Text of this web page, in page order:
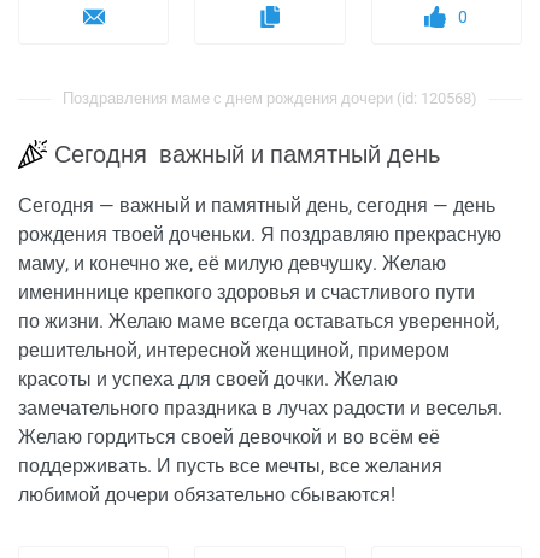
0
Поздравления маме с днем рождения дочери (id: 120568)
Сегодня важный и памятный день
Сегодня — важный и памятный день, сегодня — день
рождения твоей доченьки. Я поздравляю прекрасную
маму, и конечно же, её милую девчушку. Желаю
имениннице крепкого здоровья и счастливого пути
по жизни. Желаю маме всегда оставаться уверенной,
решительной, интересной женщиной, примером
красоты и успеха для своей дочки. Желаю
замечательного праздника в лучах радости и веселья.
Желаю гордиться своей девочкой и во всём её
поддерживать. И пусть все мечты, все желания
любимой дочери обязательно сбываются!